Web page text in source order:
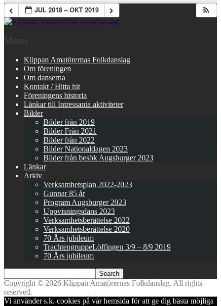
JUL 2018 – OKT 2019
Menu
Klippan Amatörernas Folkdanslag
Om föreningen
Om danserna
Kontakt / Hitta hit
Föreningens historia
Länkar till Intressanta aktiviteter
Bilder
Bilder från 2019
Bilder Från 2021
Bilder från 2022
Bilder Nationaldagen 2023
Bilder från besök Augsburger 2023
Länkar
Arkiv
Verksamhetsplan 2022-2023
Gunnar 85 år
Program Augsburger 2023
Uppvisningsdans 2023
Verksamhetsberättelse 2022
Verksamhetsberättelse 2020
70 Års jubileum
TrachtengruppeLöffingen 3/9 – 8/9 2019
70 Års jubileum
Copyright © 2026 Klippan Amatörernas Folkdanslag. All rights
reserved.
Vi använder s.k. cookies på vår hemsida för att ge dig bästa möjliga